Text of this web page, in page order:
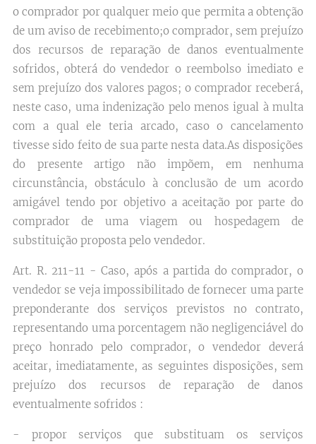
o comprador por qualquer meio que permita a obtenção
de um aviso de recebimento;o comprador, sem prejuízo
dos recursos de reparação de danos eventualmente
sofridos, obterá do vendedor o reembolso imediato e
sem prejuízo dos valores pagos; o comprador receberá,
neste caso, uma indenização pelo menos igual à multa
com a qual ele teria arcado, caso o cancelamento
tivesse sido feito de sua parte nesta data.As disposições
do presente artigo não impõem, em nenhuma
circunstância, obstáculo à conclusão de um acordo
amigável tendo por objetivo a aceitação por parte do
comprador de uma viagem ou hospedagem de
substituição proposta pelo vendedor.
Art. R. 211-11 - Caso, após a partida do comprador, o
vendedor se veja impossibilitado de fornecer uma parte
preponderante dos serviços previstos no contrato,
representando uma porcentagem não negligenciável do
preço honrado pelo comprador, o vendedor deverá
aceitar, imediatamente, as seguintes disposições, sem
prejuízo dos recursos de reparação de danos
eventualmente sofridos :
- propor serviços que substituam os serviços